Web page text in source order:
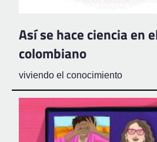
Así se hace ciencia en
colombiano
viviendo el conocimiento